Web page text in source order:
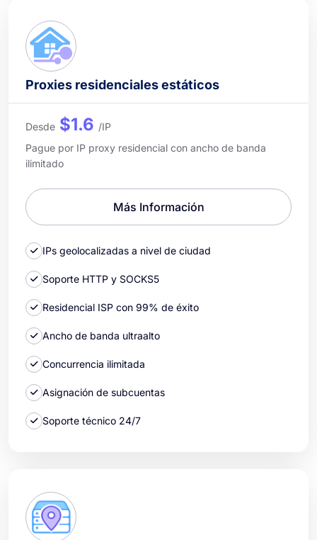
Proxies residenciales estáticos
Desde $1.6 /IP
Pague por IP proxy residencial con ancho de banda
ilimitado
Más Información
IPs geolocalizadas a nivel de ciudad
Soporte HTTP y SOCKS5
Residencial ISP con 99% de éxito
Ancho de banda ultraalto
Concurrencia ilimitada
Asignación de subcuentas
Soporte técnico 24/7